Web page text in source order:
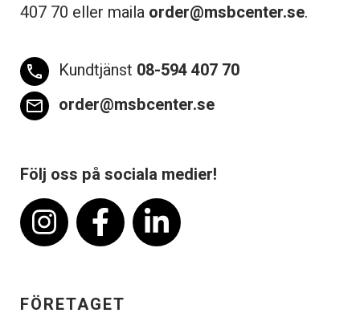
407 70 eller maila order@msbcenter.se.
phone Kundtjänst 08-594 407 70
email order@msbcenter.se
Följ oss på sociala medier!
FÖRETAGET